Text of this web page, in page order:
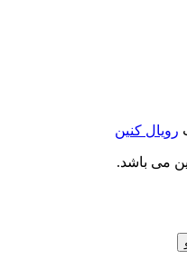
رویال کنین
می باشد.